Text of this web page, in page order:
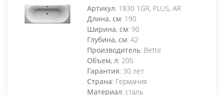
Артикул: 1830 1GR, PLUS, AR
Длина, см: 190
Ширина, см: 90
Глубина, см: 42
Производитель: Bette
Объем, л: 205
Гарантия: 30 лет
Страна: Германия
Материал: сталь